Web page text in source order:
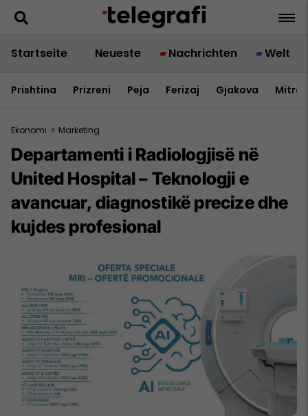
Startseite Neueste Nachrichten Welt
Prishtina Prizreni Peja Ferizaj Gjakova
Ekonomi > Marketing
Departamenti i Radiologjisë në
United Hospital – Teknologji e
avancuar, diagnostikë precize dhe
kujdes profesional